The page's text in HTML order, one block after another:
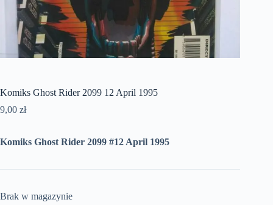
Komiks Ghost Rider 2099 12 April 1995
9,00 zł
Komiks Ghost Rider 2099 #12 April 1995
Brak w magazynie